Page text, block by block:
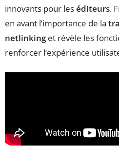
innovants pour leséditeurs.
en avant l’importance de la
netlinkinget révèle les
renforcer l’expérience